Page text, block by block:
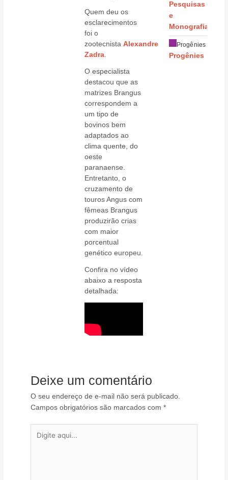
Quem deu os
esclarecimentos
foi o
zootecnistaAlexandre
Zadra.
O especialista
destacou que as
matrizes Brangus
correspondem a
um tipo de
bovinos bem
adaptados ao
clima quente, do
oeste
paranaense.
Entretanto, o
cruzamento de
touros Angus com
fêmeas Brangus
produzirão crias
com maior
porcentual
genético europeu.
Confira no vídeo
abaixo a resposta
detalhada:
Pesquisas
e
Monografias
Progênies
Progênies
Deixe um comentário
O seu endereço de e-mail não será publicado.
Campos obrigatórios são marcados com*
aqui...